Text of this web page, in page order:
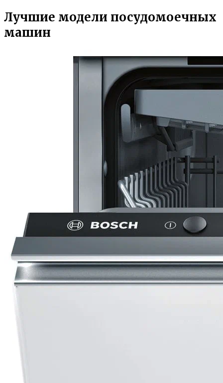
Лучшие модели посудомоечных
машин